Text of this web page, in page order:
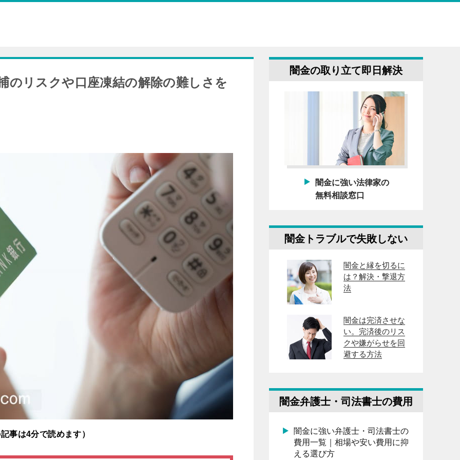
のリスクや口座凍結の解除の難しさを
事は4分で読めます）
闇金の取り立て即日解決
闇金に強い法律家の
無料相談窓口
闇金トラブルで失敗しない
闇金と縁を切るに
は？解決・撃退方
法
闇金は完済させな
い。完済後のリス
クや嫌がらせを回
避する方法
闇金弁護士・司法書士の費用
闇金に強い弁護士・司法書士の
費用一覧｜相場や安い費用に抑
える選び方